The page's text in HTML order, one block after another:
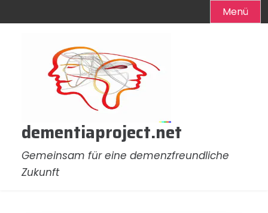
Menü
dementiaproject.net
Gemeinsam für eine demenzfreundliche
Zukunft